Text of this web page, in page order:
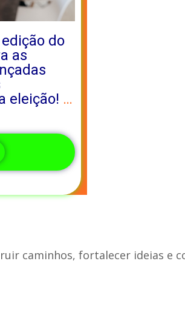
do
as
eleição! …
caminhos, fortalecer ideias e